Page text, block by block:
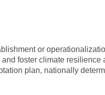
or
foster climate
plan, nationally